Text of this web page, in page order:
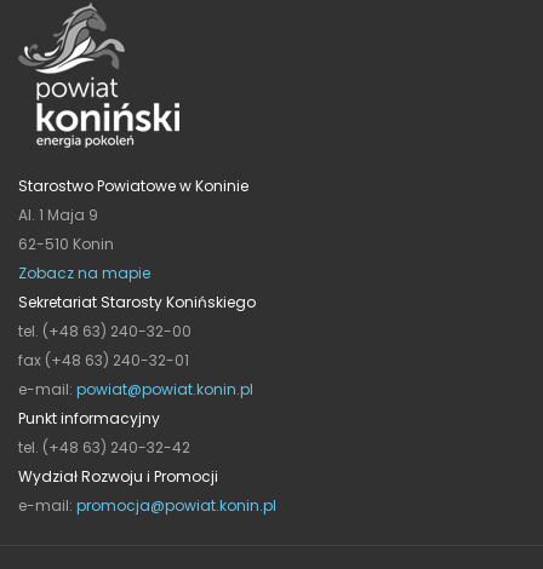
Starostwo Powiatowe w Koninie
Al. 1 Maja 9
62-510 Konin
Zobacz na mapie
Sekretariat Starosty Konińskiego
tel. (+48 63) 240-32-00
fax (+48 63) 240-32-01
e-mail: powiat@powiat.konin.pl
Punkt informacyjny
tel. (+48 63) 240-32-42
Wydział Rozwoju i Promocji
e-mail: promocja@powiat.konin.pl